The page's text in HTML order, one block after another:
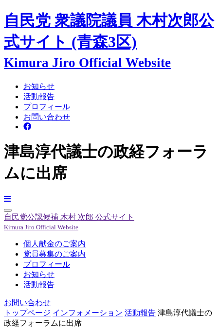
自民党 衆議院議員 木村次郎公
式サイト (青森3区)
Kimura Jiro Official Website
お知らせ
活動報告
プロフィール
お問い合わせ
津島淳代議士の政経フォーラ
ムに出席
自民党公認候補 木村 次郎 公式サイト
Kimura Jiro Official Website
個人献金のご案内
党員募集のご案内
プロフィール
お知らせ
活動報告
お問い合わせ
トップページ インフォメーション 活動報告 津島淳代議士の
政経フォーラムに出席